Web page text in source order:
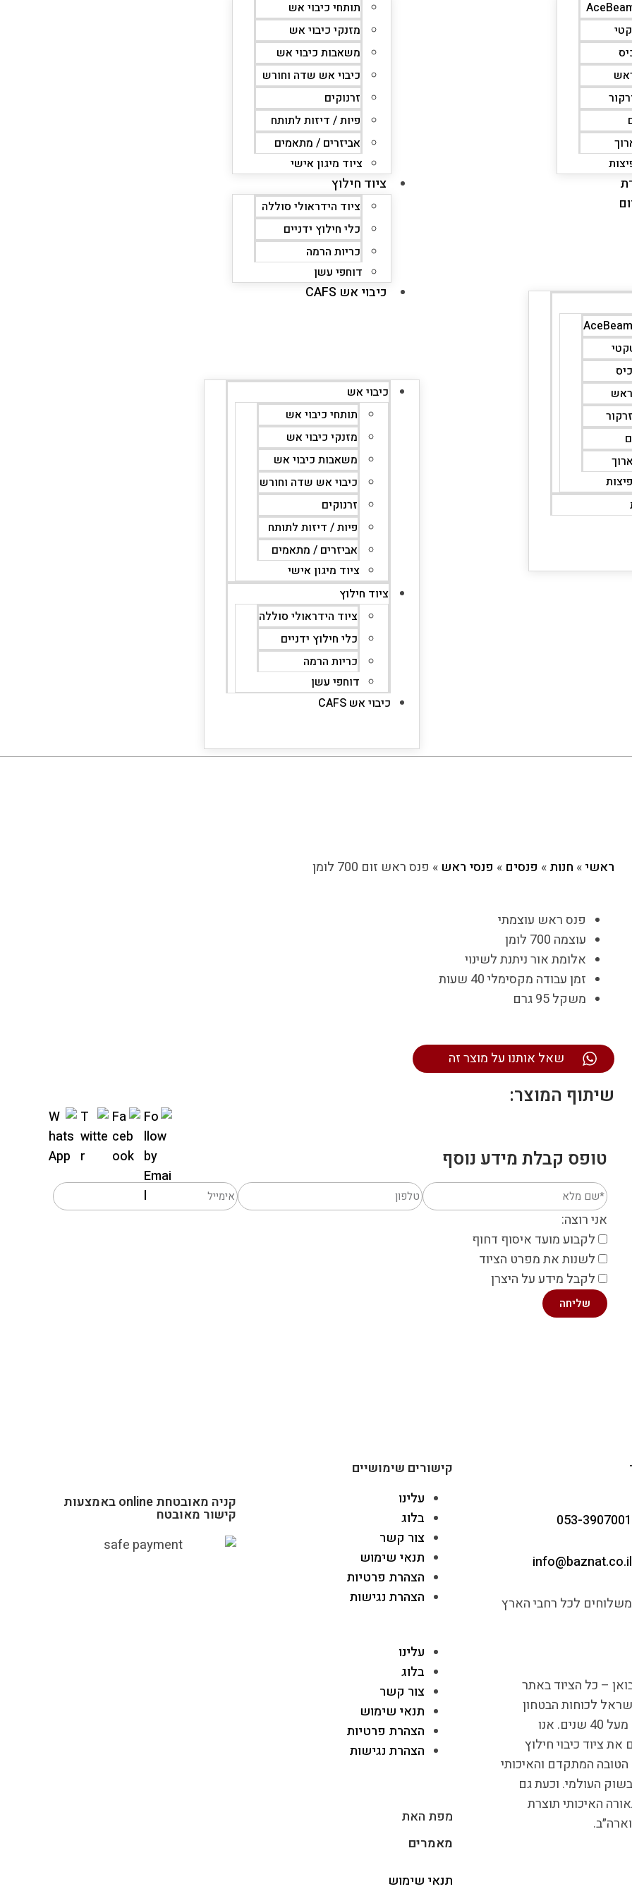
תותחי כיבוי אש
מזנקי כיבוי אש
משאבות כיבוי אש
כיבוי אש שדה וחורש
זרנוקים
פיות / דיזות לתותח
אביזרים / מתאמים
ציוד מיגון אישי
ציוד חילוץ
ציוד הידראולי סוללה
כלי חילוץ ידניים
כריות הרמה
דוחפי עשן
כיבוי אש CAFS
כיבוי אש
תותחי כיבוי אש
מזנקי כיבוי אש
משאבות כיבוי אש
כיבוי אש שדה וחורש
זרנוקים
פיות / דיזות לתותח
אביזרים / מתאמים
ציוד מיגון אישי
ציוד חילוץ
ציוד הידראולי סוללה
כלי חילוץ ידניים
כריות הרמה
דוחפי עשן
כיבוי אש CAFS
ראשי» חנות» פנסים » פנסי ראש » פנס ראש זום 700 לומן
פנס ראש עוצמתי
עוצמה 700 לומן
אלומת אור ניתנת לשינוי
זמן עבודה מקסימלי 40 שעות
משקל 95 גרם
שאל אותנו על מוצר זה
שיתוף המוצר:
טופס קבלת מידע נוסף
אני רוצה:
לקבוע מועד איסוף דחוף
לשנות את מפרט הציוד
לקבל מידע על היצרן
שליחה
053-3907001
info@baznat.co.il
משלוחים לכל רחבי הארץ
– כל הציוד באתר
לכוחות הבטחון
וההצלה מעל 40 שנים. אנו
ציוד כיבוי חילוץ
המתקדם והאיכותי
העולמי. וכעת גם
האיכותי תוצרת
קישורים שימושיים
עלינו
בלוג
צור קשר
תנאי שימוש
הצהרת פרטיות
הצהרת נגישות
עלינו
בלוג
צור קשר
תנאי שימוש
הצהרת פרטיות
הצהרת נגישות
מפת האת
מאמרים
תנאי שימוש
קניה מאובטחת online באמצעות
קישור מאובטח